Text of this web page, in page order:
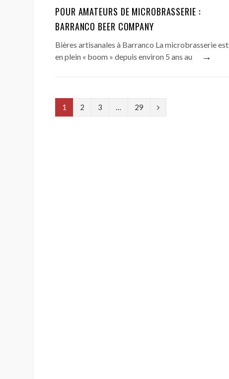
POUR AMATEURS DE MICROBRASSERIE :
BARRANCO BEER COMPANY
Bières artisanales à Barranco La microbrasserie est
en plein « boom » depuis environ 5 ans au
→
1 2 3 29
N